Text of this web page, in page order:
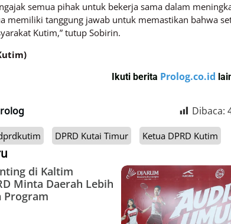
semua pihak untuk bekerja sama dalam
memiliki tanggung jawab untuk memastikan bahwa
Kutim,” tutup Sobirin.
Ikuti berita Prolog.co.id
Dibaca:
DPRD Kutai Timur Ketua DPRD Kutim
di Kaltim
Minta Daerah Lebih
Program